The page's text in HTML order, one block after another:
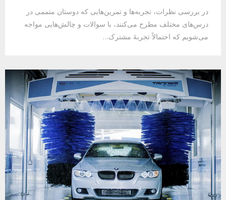
در بررسی نظرات، تجربه‌ها و تمرین‌هایی که دوستان متممی در
درس‌های مختلف مطرح می‌کنند، با سوالات و چالش‌هایی مواجه
می‌شویم که احتمالاً تجربهٔ مشترک…